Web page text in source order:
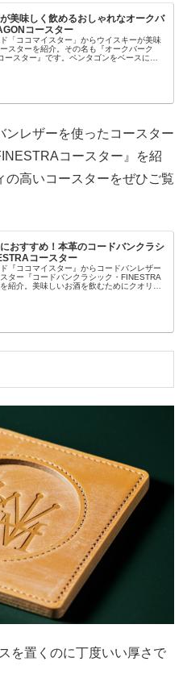
美味しく飲めるおしゃれなオークバ
コースター
「ココマイスター」からウイスキーが美味
スターを紹介。その名も『オークバーク
ースター』です。ペンタゴンをベースに八
を飲みましょう。
ンレザーを使ったコースター
コースター』を紹
高いコースターをぜひご覧
おすすめ！本革のコードバンクラシ
コースター
『ココマイスター』からコードバンレザー
ター『コードバンクラシック・FINESTRA
紹介。美味しいお酒を飲むためにクオリテ
を置くのに丁度いい厚さで